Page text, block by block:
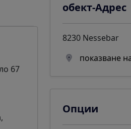
67
обект-Адрес
8230 Nessebar
показване
Опции